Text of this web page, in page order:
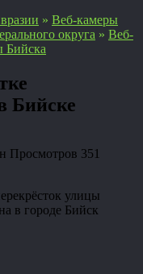
» Веб-камеры
округа » Веб-
Бийска
Бийске
Просмотров 351
улицы
в городе Бийск